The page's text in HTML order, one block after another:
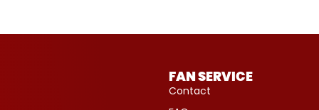
FAN SERVICE
Contact